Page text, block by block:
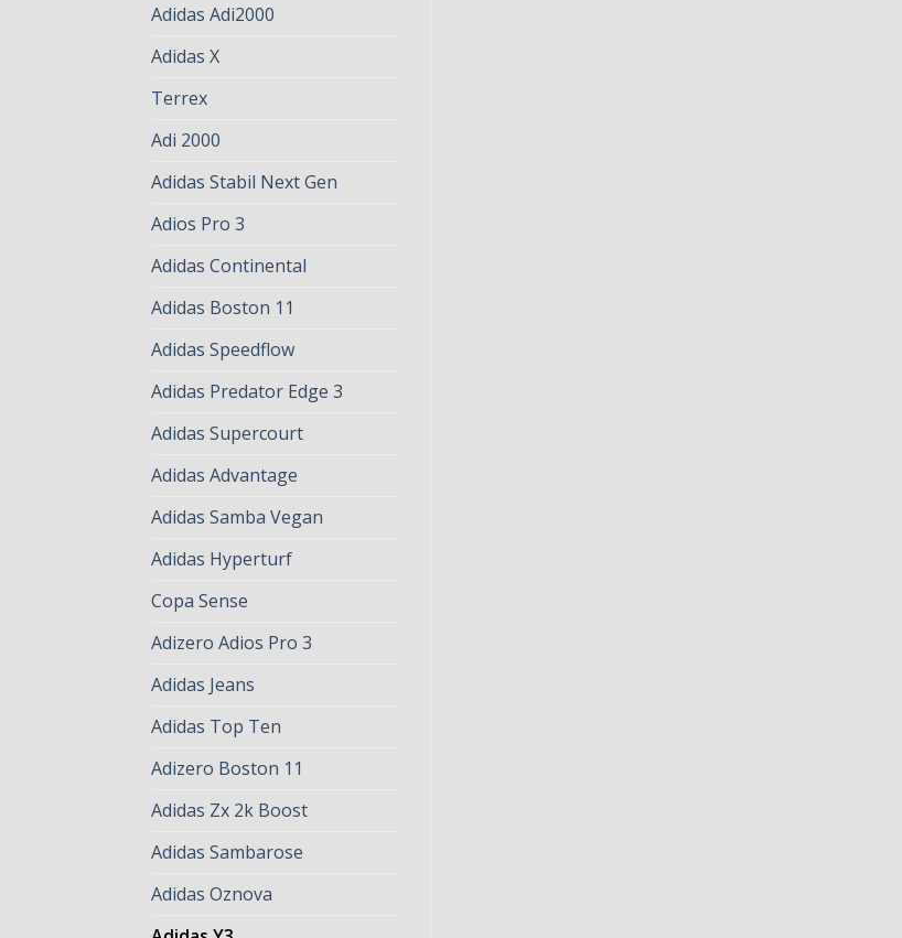
Adidas Adi2000
Adidas X
Terrex
Adi 2000
Adidas Stabil Next Gen
Adios Pro 3
Adidas Continental
Adidas Boston 11
Adidas Speedflow
Adidas Predator Edge 3
Adidas Supercourt
Adidas Advantage
Adidas Samba Vegan
Adidas Hyperturf
Copa Sense
Adizero Adios Pro 3
Adidas Jeans
Adidas Top Ten
Adizero Boston 11
Adidas Zx 2k Boost
Adidas Sambarose
Adidas Oznova